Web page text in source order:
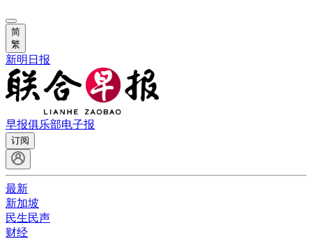
简
繁
新明日报
早报俱乐部电子报
订阅
最新
新加坡
民生民声
财经